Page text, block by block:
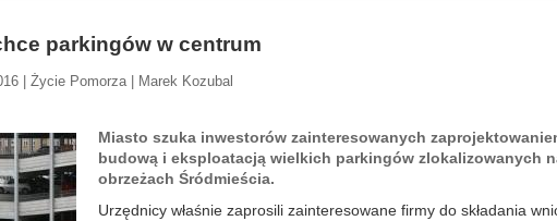
parkingów w centrum
| Życie Pomorza | Marek Kozubal
Miasto szuka inwestorów zainteresowanych
budową i eksploatacją wielkich parkingów zlokalizowanych
obrzeżach Śródmieścia.
Urzędnicy właśnie zaprosili zainteresowane firmy do składania